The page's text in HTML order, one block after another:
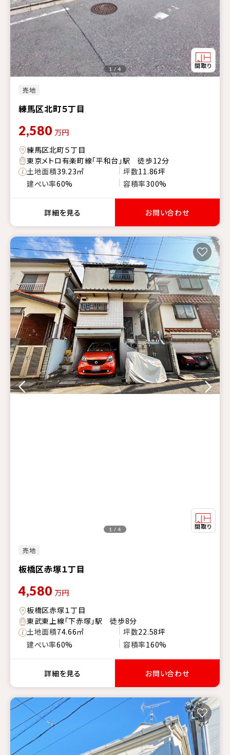
売地
練馬区北町５丁目
1 / 4
2,580 万円
練馬区北町５丁目
東京メトロ有楽町線「平和台」駅 徒歩12分
土地面積39.23㎡ 坪数11.86坪
建ぺい率60% 容積率300%
詳細を見る お問い合わせ
売地
板橋区赤塚１丁目
1 / 4
4,580 万円
板橋区赤塚１丁目
東武東上線「下赤塚」駅 徒歩8分
土地面積74.66㎡ 坪数22.58坪
建ぺい率60% 容積率160%
詳細を見る お問い合わせ